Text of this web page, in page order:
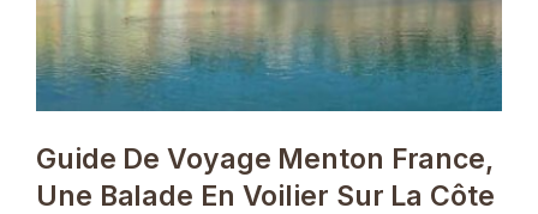
Guide De Voyage Menton France,
Une Balade En Voilier Sur La Côte